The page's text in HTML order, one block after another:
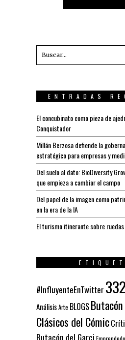
ENTRADAS
El concubinato como pieza de
Conquistador
Millán Berzosa defiende la
estratégico para empresas y
Del suelo al dato: BioDiversity
que empieza a cambiar el campo
Del papel de la imagen como
en la era de la IA
El turismo itinerante sobre
#InfluyenteEnTwitter 332
AnálisisArte BLOGS
Clásicos del Cómic
Butacón del Garci